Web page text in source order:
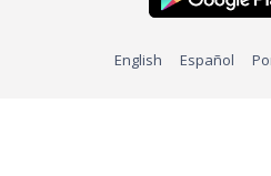
English Español